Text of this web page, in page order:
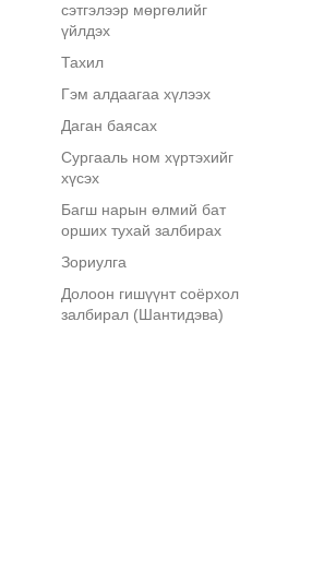
сэтгэлээр мөргөлийг
үйлдэх
Тахил
Гэм алдаагаа хүлээх
Даган баясах
Сургааль ном хүртэхийг
хүсэх
Багш нарын өлмий бат
орших тухай залбирах
Зориулга
Долоон гишүүнт соёрхол
залбирал (Шантидэва)